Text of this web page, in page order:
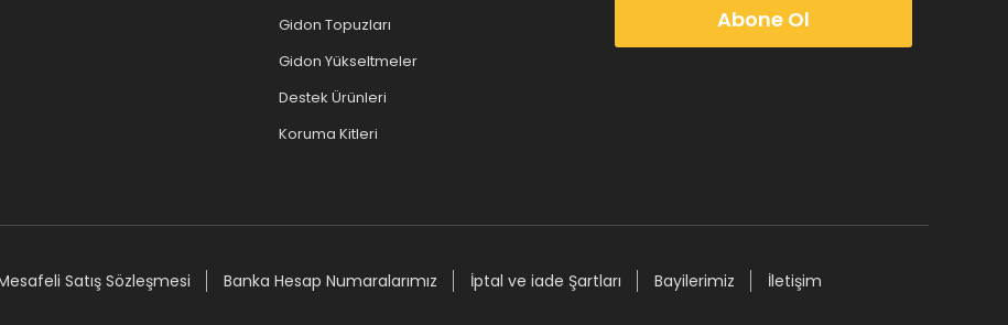
Gidon Topuzları
Gidon Yükseltmeler
Destek Ürünleri
Koruma Kitleri
Abone Ol
Satış Sözleşmesi Banka Hesap Numaralarımız İptal ve iade Şartları Bayilerimiz İletişim